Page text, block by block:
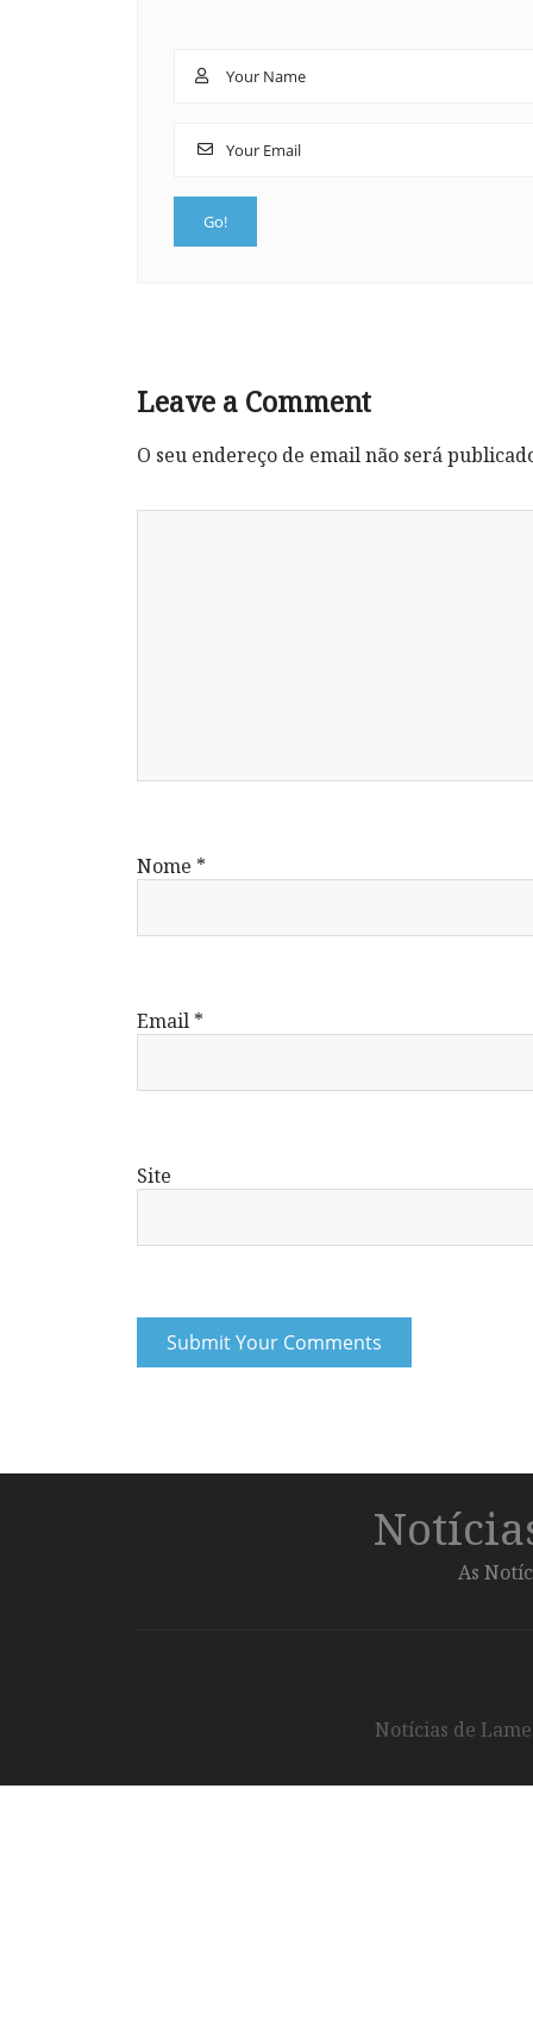
Leave a Comment
O seu endereço de email não será
Nome *
Email *
Site
As
Notícias de